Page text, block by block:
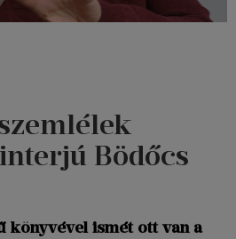
Bödőcs
könyvével ismét ott van a